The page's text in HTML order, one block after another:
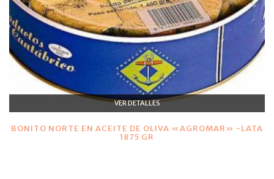
VER DETALLES
BONITO NORTE EN ACEITE DE OLIVA «AGROMAR» -LATA
1875 GR